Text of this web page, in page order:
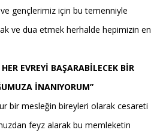
gençlerimiz için bu temenniyle
ve dua etmek herhalde hepimizin en
EVREYİ BAŞARABİLECEK BİR
İNANIYORUM”
bir mesleğin bireyleri olarak cesareti
feyz alarak bu memleketin